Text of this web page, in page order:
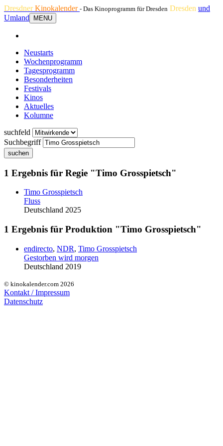
DresdnerKinokalender - Das Kinoprogramm für Dresden Dresden und
Umland
MENU
Neustarts
Wochenprogramm
Tagesprogramm
Besonderheiten
Festivals
Kinos
Aktuelles
Kolumne
suchfeld
Suchbegriff
suchen
1 Ergebnis für Regie "Timo Grosspietsch"
Timo Grosspietsch
Fluss
Deutschland 2025
1 Ergebnis für Produktion "Timo Grosspietsch"
endirecto, NDR, Timo Grosspietsch
Gestorben wird morgen
Deutschland 2019
© kinokalender.com 2026
Kontakt / Impressum
Datenschutz